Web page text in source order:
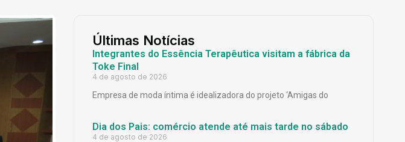
Últimas Notícias
Integrantes do Essência Terapêutica visitam a fábrica da
Toke Final
4 de agosto de 2026
Empresa de moda íntima é idealizadora do projeto ‘Amigas do
Dia dos Pais: comércio atende até mais tarde no sábado
4 de agosto de 2026